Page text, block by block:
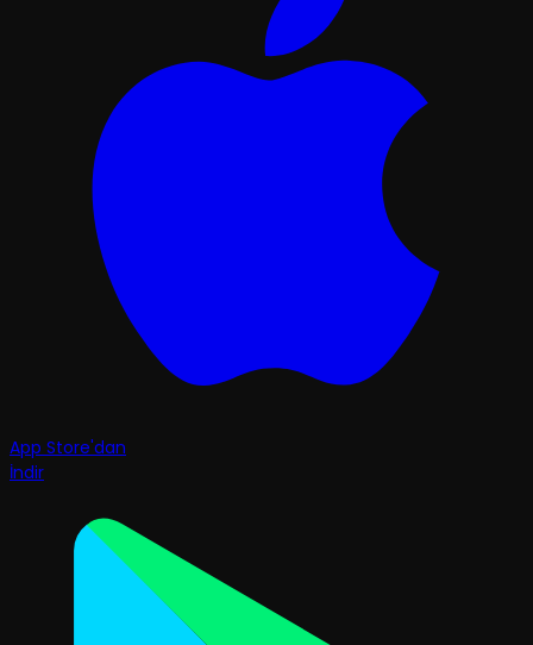
App Store'dan
İndir